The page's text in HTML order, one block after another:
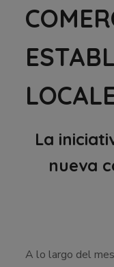
La
nueva
A lo largo del